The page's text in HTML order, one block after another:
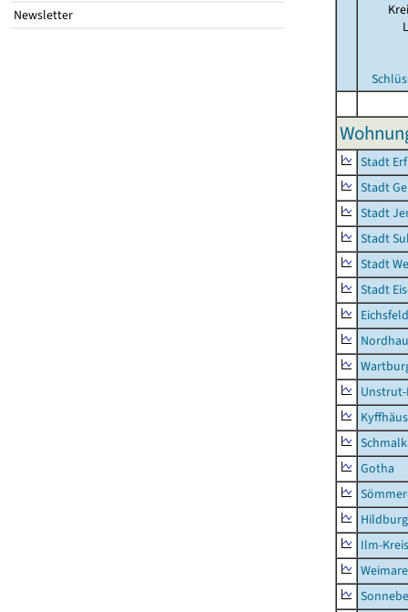
Newsletter
Stadt
Stadt
Stadt
Stadt
Stadt
Stadt
Eichsfeld
Gotha
Ilm-Kreis